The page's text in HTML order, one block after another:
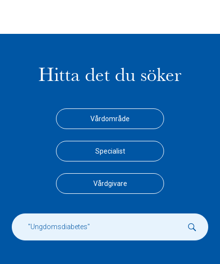
Hitta det du söker
Vårdområde
Specialist
Vårdgivare